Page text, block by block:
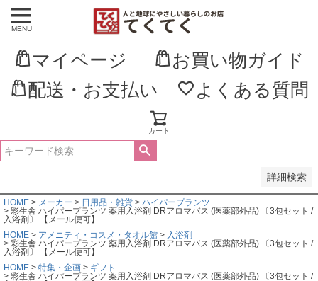
MENU
マイページ
お買い物ガイド
配送・お支払い
よくある質問
カート
詳細検索
新着順
登録順
価格が高い順
優先度順
HOME メーカー 日用品・雑貨
ハイパープランツ
彩生舎 ハイパープランツ 薬用入浴剤 DRアロマバス (医薬部外品) 〔3包セット /
入浴剤〕 【メール便可】
HOME
アメニティ・コスメ・タオル館
入浴剤
彩生舎 ハイパープランツ 薬用入浴剤 DRアロマバス (医薬部外品) 〔3包セット /
入浴剤〕 【メール便可】
HOME
特集・企画
ギフト
彩生舎 ハイパープランツ 薬用入浴剤 DRアロマバス (医薬部外品) 〔3包セット /